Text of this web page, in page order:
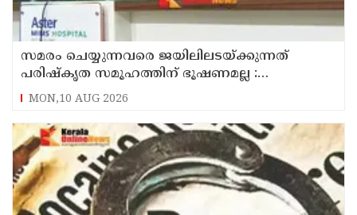
സമരം ചെയ്യുന്നവരെ ജയിലിലടയ്ക്കുന്നത്
പരിഷ്കൃത സമൂഹത്തിന് ഭൂഷണമല്ല :
അടിയന്തരമായി ആദിവാസികൾക്ക് ഭൂമി
MON,10 AUG 2026